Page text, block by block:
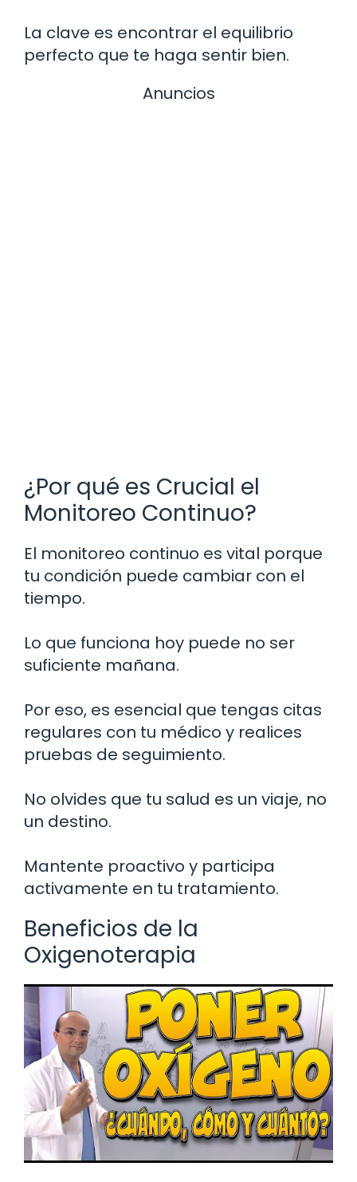
La clave es encontrar el equilibrio
perfecto que te haga sentir bien.
Anuncios
¿Por qué es Crucial el
Monitoreo Continuo?
El monitoreo continuo es vital porque
tu condición puede cambiar con el
tiempo.
Lo que funciona hoy puede no ser
suficiente mañana.
Por eso, es esencial que tengas citas
regulares con tu médico y realices
pruebas de seguimiento.
No olvides que tu salud es un viaje, no
un destino.
Mantente proactivo y participa
activamente en tu tratamiento.
Beneficios de la
Oxigenoterapia